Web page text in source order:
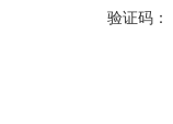
验证码：